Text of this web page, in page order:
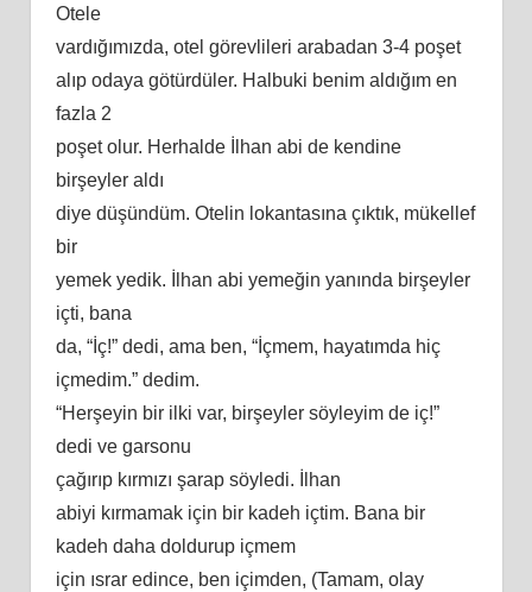
Otele
vardığımızda, otel görevlileri arabadan 3-4 poşet
alıp odaya götürdüler. Halbuki benim aldığım en
fazla 2
poşet olur. Herhalde İlhan abi de kendine
birşeyler aldı
diye düşündüm. Otelin lokantasına çıktık, mükellef
bir
yemek yedik. İlhan abi yemeğin yanında birşeyler
içti, bana
da, “İç!” dedi, ama ben, “İçmem, hayatımda hiç
içmedim.” dedim.
“Herşeyin bir ilki var, birşeyler söyleyim de iç!”
dedi ve garsonu
çağırıp kırmızı şarap söyledi. İlhan
abiyi kırmamak için bir kadeh içtim. Bana bir
kadeh daha doldurup içmem
için ısrar edince, ben içimden, (Tamam, olay